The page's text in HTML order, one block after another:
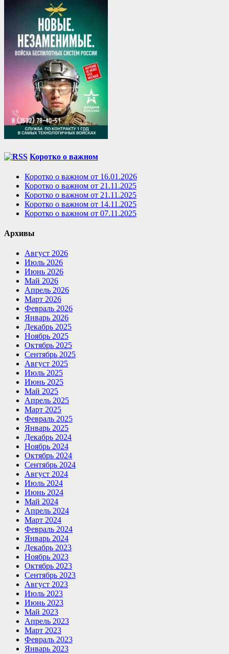
Коротко о важном
Коротко о важном от 16.01.2026
Коротко о важном от 21.11.2025
Коротко о важном от 21.11.2025
Коротко о важном от 14.11.2025
Коротко о важном от 07.11.2025
Архивы
Август 2026
Июль 2026
Июнь 2026
Май 2026
Апрель 2026
Март 2026
Февраль 2026
Январь 2026
Декабрь 2025
Ноябрь 2025
Октябрь 2025
Сентябрь 2025
Август 2025
Июль 2025
Июнь 2025
Май 2025
Апрель 2025
Март 2025
Февраль 2025
Январь 2025
Декабрь 2024
Ноябрь 2024
Октябрь 2024
Сентябрь 2024
Август 2024
Июль 2024
Июнь 2024
Май 2024
Апрель 2024
Март 2024
Февраль 2024
Январь 2024
Декабрь 2023
Ноябрь 2023
Октябрь 2023
Сентябрь 2023
Август 2023
Июль 2023
Июнь 2023
Май 2023
Апрель 2023
Март 2023
Февраль 2023
Январь 2023